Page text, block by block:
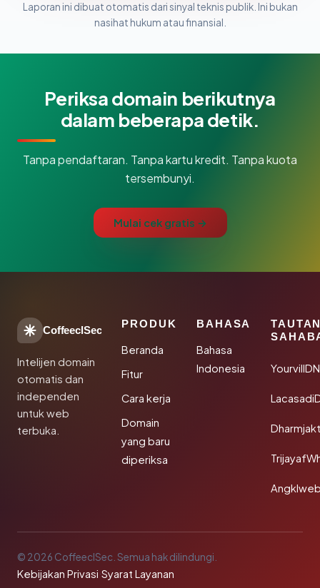
Laporan ini dibuat otomatis dari sinyal teknis publik. Ini bukan
nasihat hukum atau finansial.
Periksa domain berikutnya
dalam beberapa detik.
Tanpa pendaftaran. Tanpa kartu kredit. Tanpa kuota
tersembunyi.
Mulai cek gratis →
CoffeeclSec
Intelijen domain
otomatis dan
independen
untuk web
terbuka.
PRODUK
Beranda
Fitur
Cara kerja
Domain
yang baru
diperiksa
BAHASA
Bahasa
Indonesia
© 2026 CoffeeclSec. Semua hak dilindungi.
Kebijakan Privasi·Syarat Layanan